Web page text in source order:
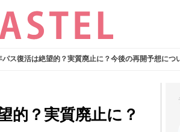
パス復活は絶望的？実質廃止に？今後の再開予想につ
的？実質廃止に？